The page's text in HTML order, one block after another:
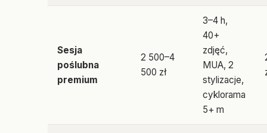
Sesja
poślubna
premium
2 500–4
500 zł
3–4 h,
40+
zdjęć,
MUA, 2
stylizacje,
cyklorama
5+ m